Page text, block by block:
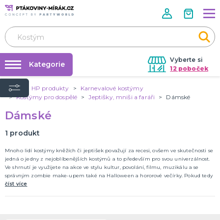
Vyberte si
12 poboček
Půjčovna kostýmů
Prodejny
Rozvoz
Párty Blog
O nás
Kategorie
KOSTÝMY A DOPLŇKY
Zvířata
Vánoce
Klauni
Kovbojové a indiáni
Velikonoce
Pohádky
Film a TV
Holky
Halloween
Historické
Piráti
Teens
Uniformy
Frozen
DALŠÍ KATEGORIE
DOPLŇKY A MAKEUP
Pálení čarodějnic
Doplňky
Úvod HP produkty
Karnevalové kostýmy
Kostýmy pro dospělé
Jeptišky, mniši a faráři Dámské
Dámské
1 produkt
Mnoho lidí kostýmy kněžích či jeptišek považují za recesi, ovšem ve skutečnosti se
jedná o jedny z nejoblíbenějších kostýmů a to především pro svou univerzálnost.
Ve shrnutí je využijete na akce ve stylu kultur, povolání, filmu, muzikálu a se
správným zombie make-upem také na Halloween a hororové večírky. Pokud tedy
hledáte kostým se širokou škálou využití, tak jste právě našli to, co jste hledali!
číst více